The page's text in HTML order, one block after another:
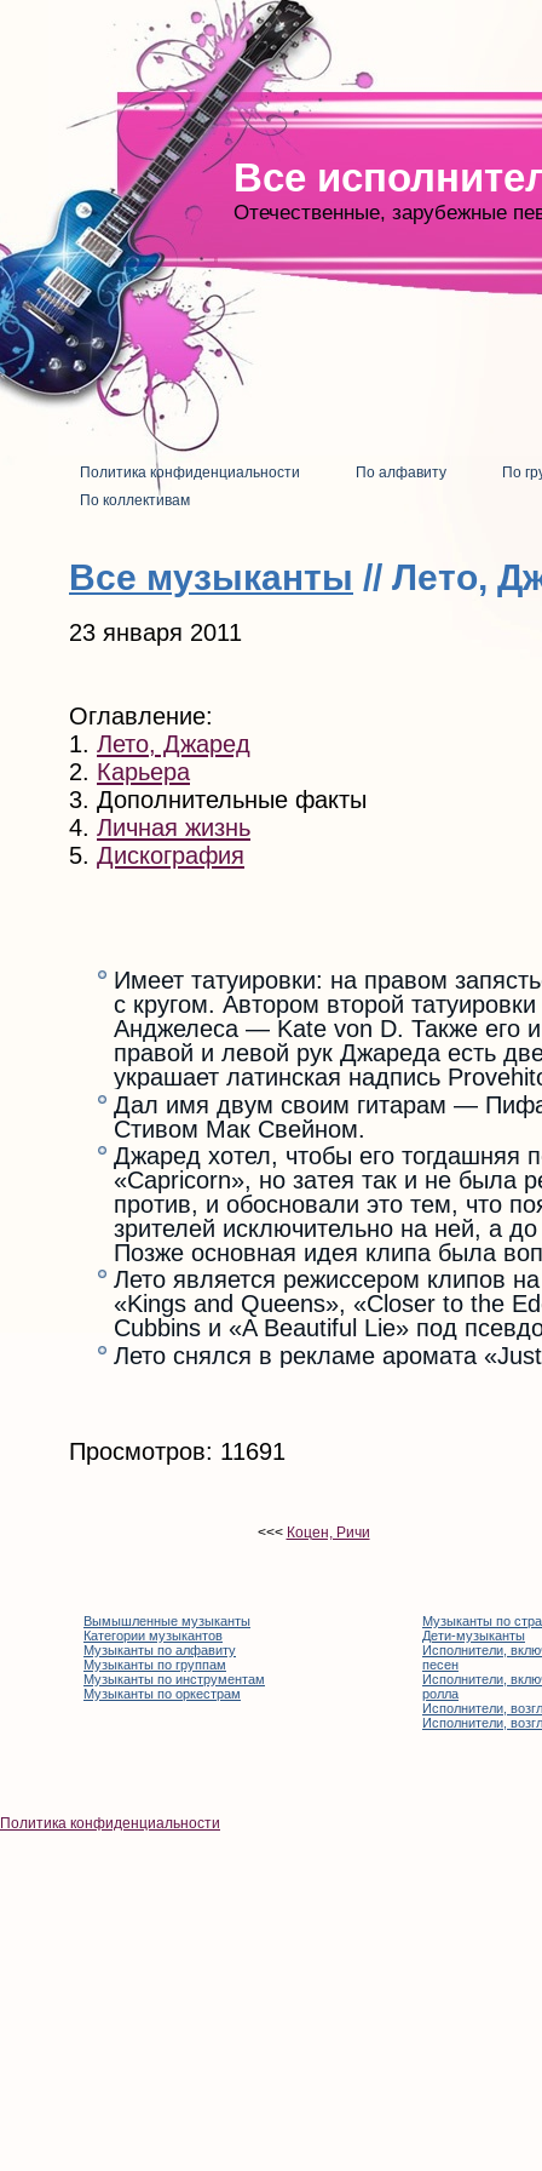
Все
Отечественные, зарубежные
Политика конфиденциальности По алфавиту
По
По коллективам
Все музыканты // Лето,
23 января 2011
Оглавление:
1. Лето, Джаред
2. Карьера
3. Дополнительные факты
4. Личная жизнь
5. Дискография
Имеет татуировки: на правом
с кругом. Автором второй
Анджелеса — Kate von D. Также его
правой и левой рук Джареда есть
украшает латинская надпись
Дал имя двум своим гитарам —
Стивом Мак Свейном.
Джаред хотел, чтобы его тогдашняя
«Capricorn», но затея так и не была
против, и обосновали это тем, что
зрителей исключительно на ней, а
Позже основная идея клипа была
Лето является режиссером клипов
«Kings and Queens», «Closer to the
Cubbins и «A Beautiful Lie» под
Лето снялся в рекламе аромата
Просмотров: 11691
<<< Коцен, Ричи
Вымышленные музыканты
Категории музыкантов
Музыканты по алфавиту
Музыканты по группам
Музыканты по инструментам
Музыканты по оркестрам
Музыканты по
Дети-музыканты
Исполнители,
песен
Исполнители,
ролла
Исполнители,
Исполнители,
Политика конфиденциальности